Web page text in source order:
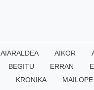
AIARALDEA AIKOR
BEGITU
ERRAN
KRONIKA
MAILOPE